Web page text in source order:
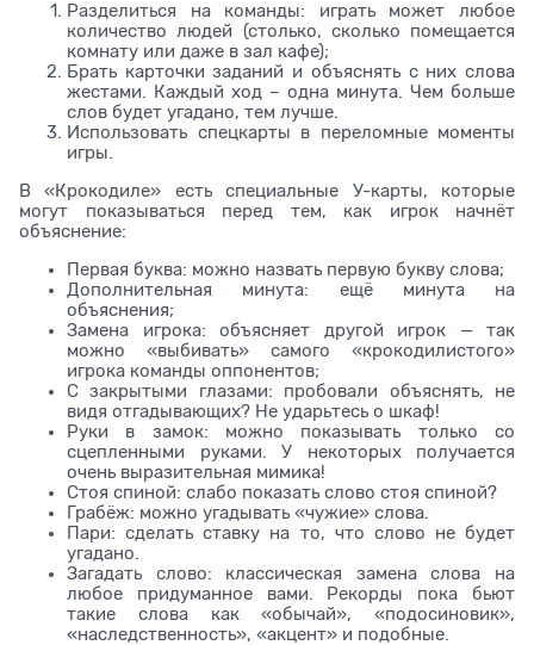
Разделиться на команды: играть может любое
количество людей (столько, сколько помещается
комнату или даже в зал кафе);
Брать карточки заданий и объяснять с них слова
жестами. Каждый ход – одна минута. Чем больше
слов будет угадано, тем лучше.
Использовать спецкарты в переломные моменты
игры.
В «Крокодиле» есть специальные У-карты, которые
могут показываться перед тем, как игрок начнёт
объяснение:
Первая буква: можно назвать первую букву слова;
Дополнительная минута: ещё минута на
объяснения;
Замена игрока: объясняет другой игрок — так
можно «выбивать» самого «крокодилистого»
игрока команды оппонентов;
С закрытыми глазами: пробовали объяснять, не
видя отгадывающих? Не ударьтесь о шкаф!
Руки в замок: можно показывать только со
сцепленными руками. У некоторых получается
очень выразительная мимика!
Стоя спиной: слабо показать слово стоя спиной?
Грабёж: можно угадывать «чужие» слова.
Пари: сделать ставку на то, что слово не будет
угадано.
Загадать слово: классическая замена слова на
любое придуманное вами. Рекорды пока бьют
такие слова как «обычай», «подосиновик»,
«наследственность», «акцент» и подобные.